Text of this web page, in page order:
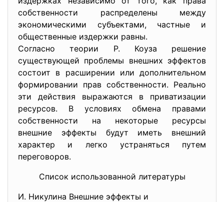
собственности распределены между
экономическими субъектами, частные и
общественные издержки равны.
Согласно теории Р. Коуза решение
существующей проблемы внешних эффектов
состоит в расширении или дополнительном
формировании прав собственности. Реально
эти действия выражаются в приватизации
ресурсов. В условиях обмена правами
собственности на некоторые ресурсы
внешние эффекты будут иметь внешний
характер и легко устраняться путем
переговоров.
Список использованной литературы
И. Никулина Внешние эффекты и